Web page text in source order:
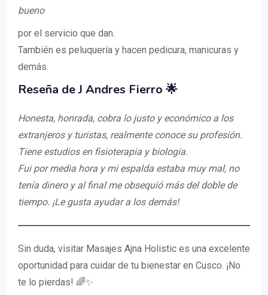
bueno
por el servicio que dan.
También es peluquería y hacen pedicura, manicuras y
demás.
Reseña de J Andres Fierro 🌟
Honesta, honrada, cobra lo justo y económico a los
extranjeros y turistas, realmente conoce su profesión.
Tiene estudios en fisioterapia y biología.
Fui por media hora y mi espalda estaba muy mal, no
tenía dinero y al final me obsequió más del doble de
tiempo. ¡Le gusta ayudar a los demás!
Sin duda, visitar Masajes Ajna Holistic es una excelente
oportunidad para cuidar de tu bienestar en Cusco. ¡No
te lo pierdas! 🌈✨